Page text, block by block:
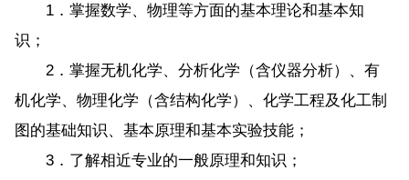
1．掌握数学、物理等方面的基本理论和基本知
识；
2．掌握无机化学、分析化学（含仪器分析）、有
机化学、物理化学（含结构化学）、化学工程及化工制
图的基础知识、基本原理和基本实验技能；
3．了解相近专业的一般原理和知识；